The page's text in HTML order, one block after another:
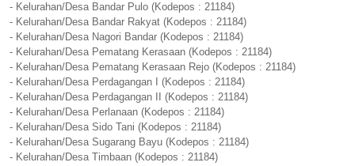
- Kelurahan/Desa Bandar Pulo (Kodepos : 21184)
- Kelurahan/Desa Bandar Rakyat (Kodepos : 21184)
- Kelurahan/Desa Nagori Bandar (Kodepos : 21184)
- Kelurahan/Desa Pematang Kerasaan (Kodepos : 21184)
- Kelurahan/Desa Pematang Kerasaan Rejo (Kodepos : 21184)
- Kelurahan/Desa Perdagangan I (Kodepos : 21184)
- Kelurahan/Desa Perdagangan II (Kodepos : 21184)
- Kelurahan/Desa Perlanaan (Kodepos : 21184)
- Kelurahan/Desa Sido Tani (Kodepos : 21184)
- Kelurahan/Desa Sugarang Bayu (Kodepos : 21184)
- Kelurahan/Desa Timbaan (Kodepos : 21184)